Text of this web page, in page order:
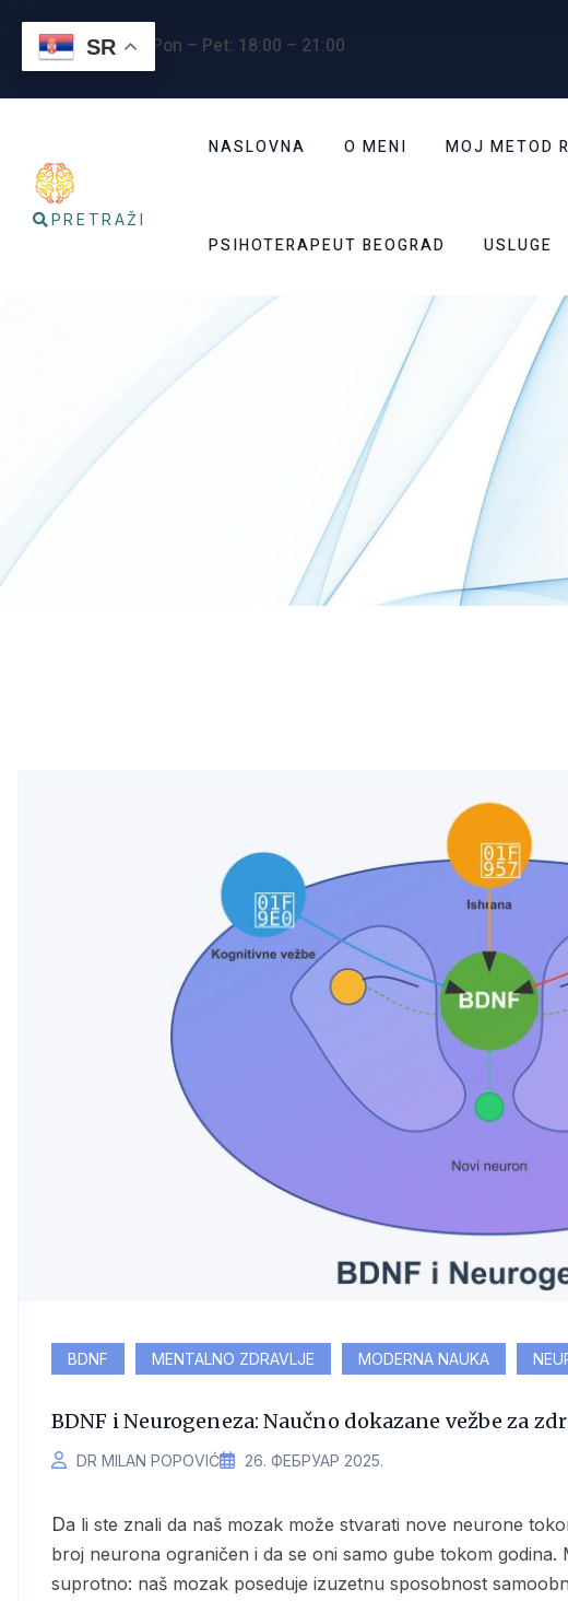
Radno vreme : Pon – Pet: 18:00 – 21:00
PRETRAŽI
NASLOVNA O MENI MOJ METOD
PSIHOTERAPEUT BEOGRAD USLUGE
BDNF MENTALNO ZDRAVLJE MODERNA NAUKA
BDNF i Neurogeneza: Naučno dokazane vežbe za
DR MILAN POPOVIĆ 26. ФЕБРУАР 2025.
Da li ste znali da naš mozak može stvarati nove neurone tokom celog života? Dugo se verovalo da je
broj neurona ograničen i da se oni samo gube tokom godina.
suprotno: naš mozak poseduje izuzetnu sposobnost
SR